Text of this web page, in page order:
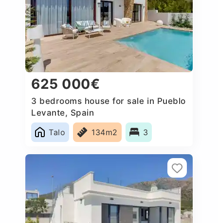
625 000€
3 bedrooms house for sale in Pueblo
Levante, Spain
Talo
134m2 3